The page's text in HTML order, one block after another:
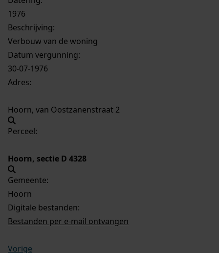
1976
Beschrijving:
Verbouw van de woning
Datum vergunning:
30-07-1976
Adres:
Hoorn, van Oostzanenstraat 2
Perceel:
Hoorn, sectie D 4328
Gemeente:
Hoorn
Digitale bestanden:
Bestanden per e-mail ontvangen
Vorige